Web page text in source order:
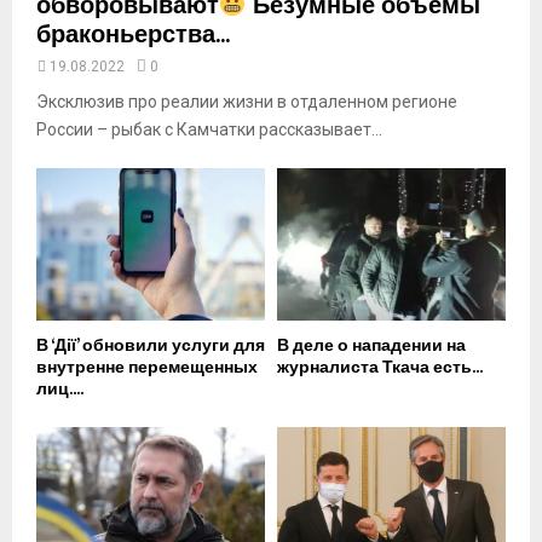
браконьерства...
19.08.2022 0
Эксклюзив про реалии жизни в отдаленном регионе
России – рыбак с Камчатки рассказывает...
В ‘Дії’ обновили услуги для
внутренне перемещенных
лиц....
В деле о нападении на
журналиста Ткача есть...